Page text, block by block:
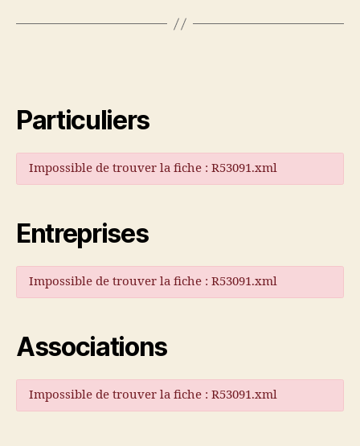
Particuliers
Impossible de trouver la fiche : R53091.xml
Entreprises
Impossible de trouver la fiche : R53091.xml
Associations
Impossible de trouver la fiche : R53091.xml